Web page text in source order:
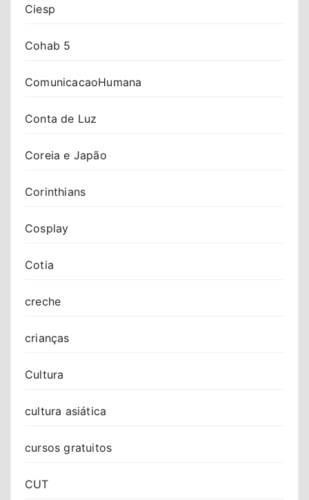
Ciesp
Cohab 5
ComunicacaoHumana
Conta de Luz
Coreia e Japão
Corinthians
Cosplay
Cotia
creche
crianças
Cultura
cultura asiática
cursos gratuitos
CUT